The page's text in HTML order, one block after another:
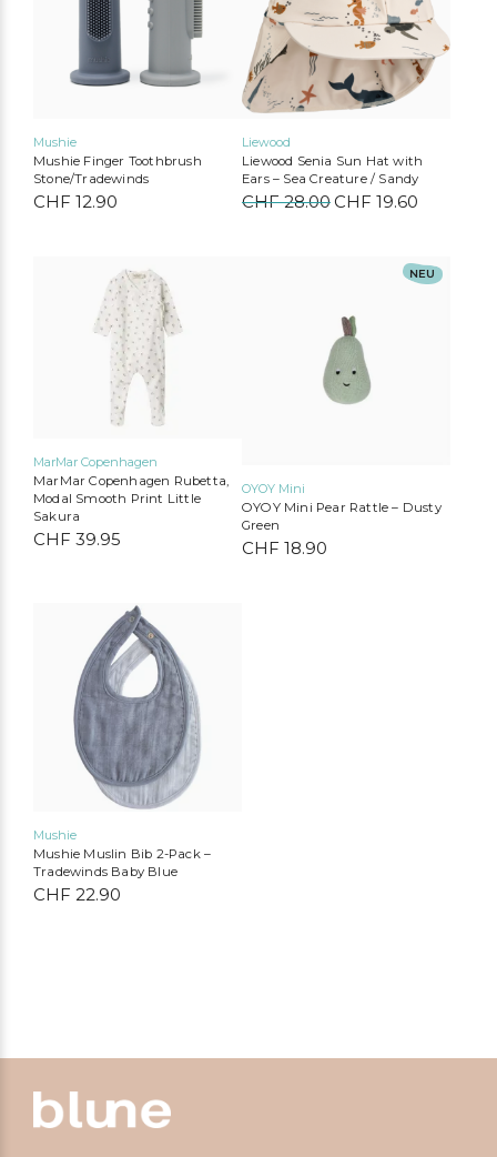
Mushie
Mushie Finger Toothbrush
Stone/Tradewinds
CHF 12.90
Liewood
Liewood Senia Sun Hat with
Ears – Sea Creature / Sandy
CHF28.00 Ursprünglicher
CHF 28.00
CHF 19.60
CHF
auf.
Die
Optionen
können
auf
der
Produktseite
gewählt
werden
MarMar Copenhagen
MarMar Copenhagen Rubetta,
Modal Smooth Print Little
Sakura
CHF 39.95
der
Produktseite
gewählt
werden
NEU
OYOY Mini
OYOY Mini Pear Rattle – Dusty
Green
CHF 18.90
Mushie
Mushie Muslin Bib 2-Pack –
Tradewinds Baby Blue
CHF 22.90
Bobo Choses Konges Sløjd Serendipity Organics
We Are Gommu Liewood Tinycottons